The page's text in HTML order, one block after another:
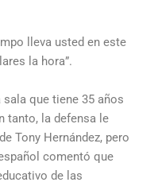
lleva usted en este
la hora”.
que tiene 35 años
tanto, la defensa le
Tony Hernández, pero
comentó que
de las